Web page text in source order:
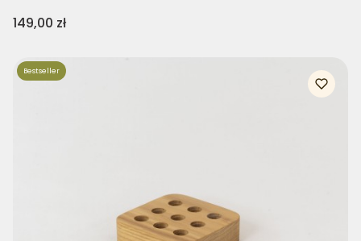
Cena
149,00 zł
Bestseller